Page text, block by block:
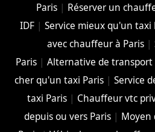
Paris | Réserver un
IDF |Service mieux qu'un taxi
avec chauffeur à Paris|
Paris |Alternative de transport
cher qu'un taxi Paris| Service
taxi Paris| Chauffeur vtc
depuis ou vers Paris| Moyen